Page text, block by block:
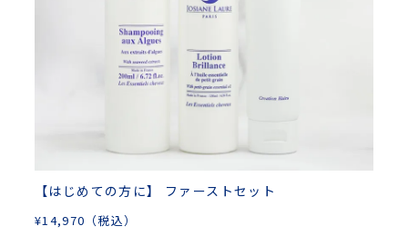
【はじめての方に】 ファーストセット
¥14,970 （税込）